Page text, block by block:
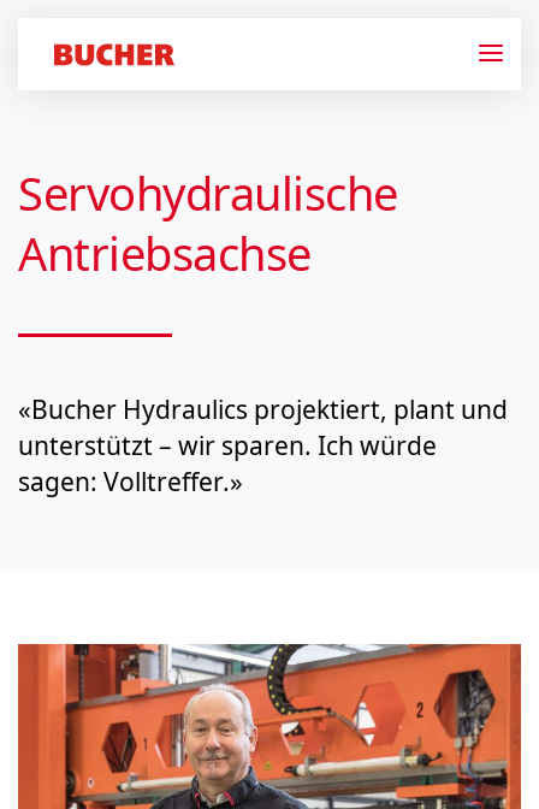
Servohydraulische
Antriebsachse
«Bucher Hydraulics projektiert, plant und
unterstützt – wir sparen. Ich würde
sagen: Volltreffer.»